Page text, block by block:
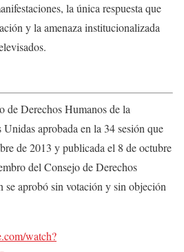
la única respuesta que
y la amenaza institucionalizada
de Derechos Humanos de la
aprobada en la 34 sesión que
de 2013 y publicada el 8 de octubre
del Consejo de Derechos
se aprobó sin votación y sin objeción
watch?